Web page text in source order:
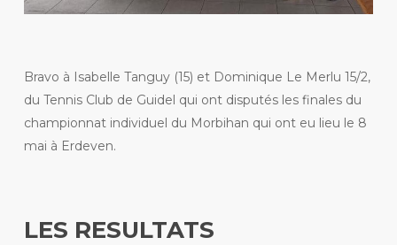
Bravo à Isabelle Tanguy (15) et Dominique Le Merlu 15/2,
du Tennis Club de Guidel qui ont disputés les finales du
championnat individuel du Morbihan qui ont eu lieu le 8
mai à Erdeven.
LES RESULTATS